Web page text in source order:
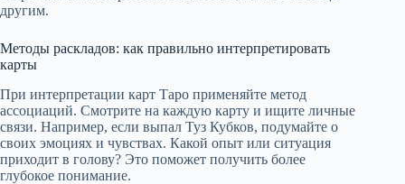
другим.
Методы раскладов: как правильно интерпретировать
карты
При интерпретации карт Таро применяйте метод
ассоциаций. Смотрите на каждую карту и ищите личные
связи. Например, если выпал Туз Кубков, подумайте о
своих эмоциях и чувствах. Какой опыт или ситуация
приходит в голову? Это поможет получить более
глубокое понимание.